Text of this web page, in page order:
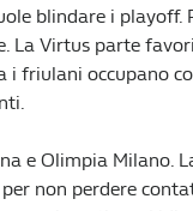
blindare i playoff.
La Virtus parte
i friulani occupano
e Olimpia Milano.
non perdere